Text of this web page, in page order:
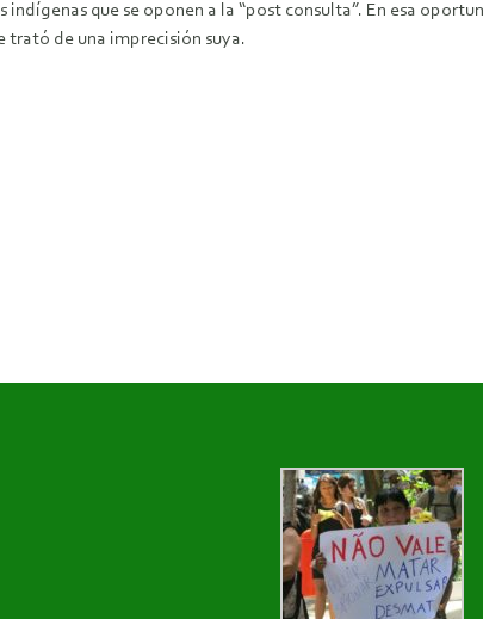
que se oponen a la “post consulta”. En esa
trató de una imprecisión suya.